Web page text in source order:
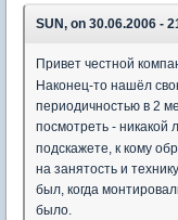
SUN, on 30.06.2006 -
Привет честной
Наконец-то нашёл
периодичностью в 2
посмотреть - никакой
подскажете, к кому
на занятость и
был, когда
было.